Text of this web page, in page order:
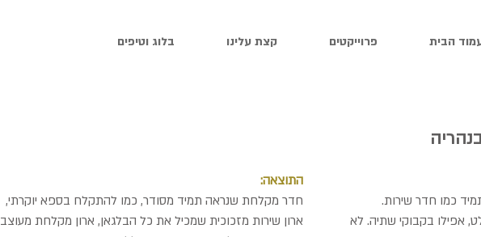
הבית פרוייקטים קצת עלינו בלוג וטיפים
התוצאה:
חדר מקלחת שנראה תמיד מסודר, כמו להתקלח בספא יוקרתי,
ארון שירות מזכוכית שמכיל את כל הבלגאן, ארון מקלחת מעוצב
כמו חדר שירות.
אפילו בקבוקי שתיה. לא